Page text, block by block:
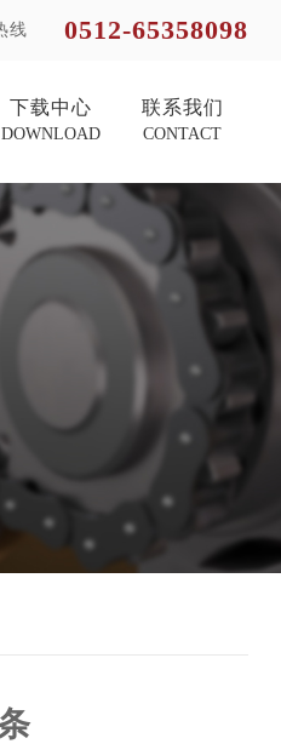
线 0512-65358098
下载中心
DOWNLOAD
联系我们
CONTACT